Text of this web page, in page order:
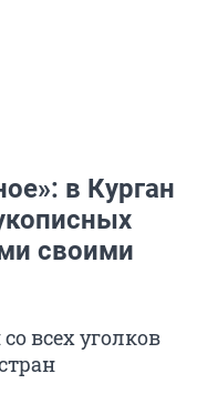
в Курган
своими
всех уголков